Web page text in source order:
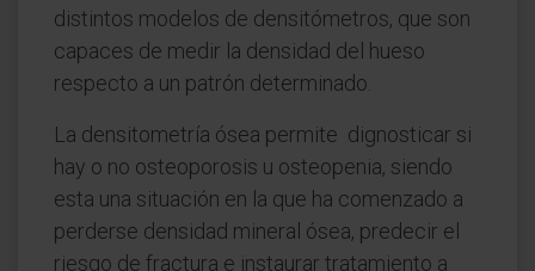
distintos modelos de densitómetros, que son
capaces de medir la densidad del hueso
respecto a un patrón determinado.
La densitometría ósea permite dignosticar si
hay o no osteoporosis u osteopenia, siendo
esta una situación en la que ha comenzado a
perderse densidad mineral ósea, predecir el
riesgo de fractura e instaurar tratamiento a